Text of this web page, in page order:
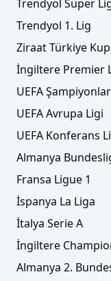
Trendyol Süper
Trendyol 1. Lig
Ziraat Türkiye
İngiltere Premier
UEFA
UEFA Avrupa Ligi
UEFA Konferans
Almanya
Fransa Ligue 1
İspanya La Liga
İtalya Serie A
İngiltere
Almanya 2.